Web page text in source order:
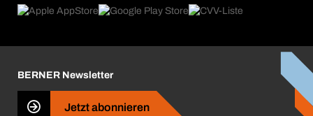
Produktfinder
Was uns antreibt
Business Conduct
BERNER Newsletter
Jetzt abonnieren